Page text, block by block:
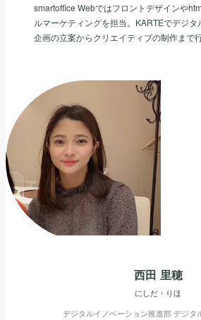
smartoffice Webではフロントデザインや
ルマーケティングを担当。KARTEでデジ
企画の立案からクリエイティブの制作まで行
西田 里穂
にしだ・りほ
デジタルイノベーション推進部 デジタ